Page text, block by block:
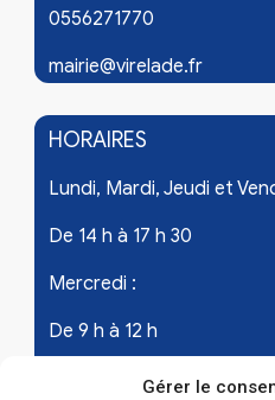
Gérer le
0556271770
mairie@virelade.fr
HORAIRES
Lundi, Mardi, Jeudi et
De 14 h à 17 h 30
Mercredi :
De 9 h à 12 h
Samedi - les 1er et 3ème